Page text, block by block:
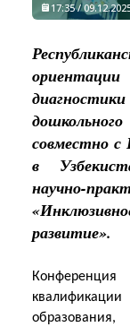
17:35 /
совместно
в
научно-
развитие».